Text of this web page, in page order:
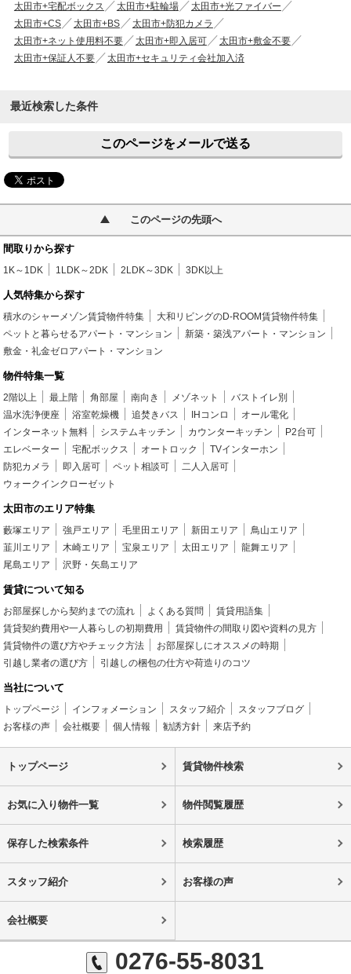
太田市+宅配ボックス
太田市+駐輪場
太田市+光ファイバー
太田市+CS
太田市+BS
太田市+防犯カメラ
太田市+ネット使用料不要
太田市+即入居可
太田市+敷金不要
太田市+保証人不要
太田市+セキュリティ会社加入済
最近検索した条件
このページをメールで送る
このページの先頭へ
間取りから探す
1K～1DK 1LDK～2DK 2LDK～3DK 3DK以上
人気特集から探す
積水のシャーメゾン賃貸物件特集
大和リビングのD-ROOM賃貸物件特集
ペットと暮らせるアパート・マンション
新築・築浅アパート・マンション
敷金・礼金ゼロアパート・マンション
物件特集一覧
2階以上 最上階 角部屋 南向き メゾネット
バストイレ別
温水洗浄便座
浴室乾燥機 追焚きバス IHコンロ
オール電化
インターネット無料
システムキッチン カウンターキッチン
P2台可
エレベーター
宅配ボックス オートロック
TVインターホン
防犯カメラ
即入居可 ペット相談可
二人入居可
ウォークインクローゼット
太田市のエリア特集
藪塚エリア 強戸エリア 毛里田エリア 新田エリア
鳥山エリア
韮川エリア
木崎エリア 宝泉エリア 太田エリア
龍舞エリア
尾島エリア
沢野・矢島エリア
賃貸について知る
お部屋探しから契約までの流れ よくある質問
賃貸用語集
賃貸契約費用や一人暮らしの初期費用
賃貸物件の間取り図や資料の見方
賃貸物件の選び方やチェック方法
お部屋探しにオススメの時期
引越し業者の選び方
引越しの梱包の仕方や荷造りのコツ
当社について
トップページ インフォメーション スタッフ紹介
スタッフブログ
お客様の声
会社概要 個人情報 勧誘方針 来店予約
トップページ 賃貸物件検索
お気に入り物件一覧 物件閲覧履歴
保存した検索条件 検索履歴
スタッフ紹介 お客様の声
会社概要
0276-55-8031